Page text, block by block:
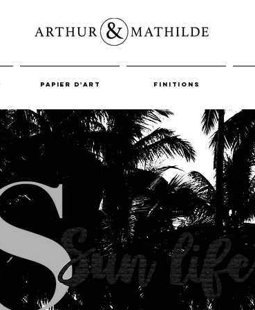
Papier d'art Finitions